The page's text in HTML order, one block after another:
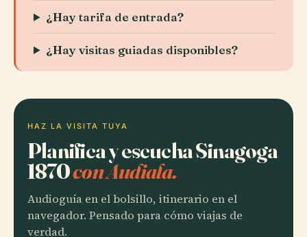
¿Hay tarifa de entrada?
¿Hay visitas guiadas disponibles?
HAZ LA VISITA TUYA
Planifica y escucha Sinagoga
1870con Audiala.
Audioguía en el bolsillo, itinerario en el
navegador. Pensado para cómo viajas de
verdad.